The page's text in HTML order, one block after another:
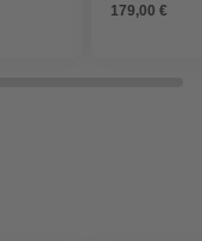
179,00 €